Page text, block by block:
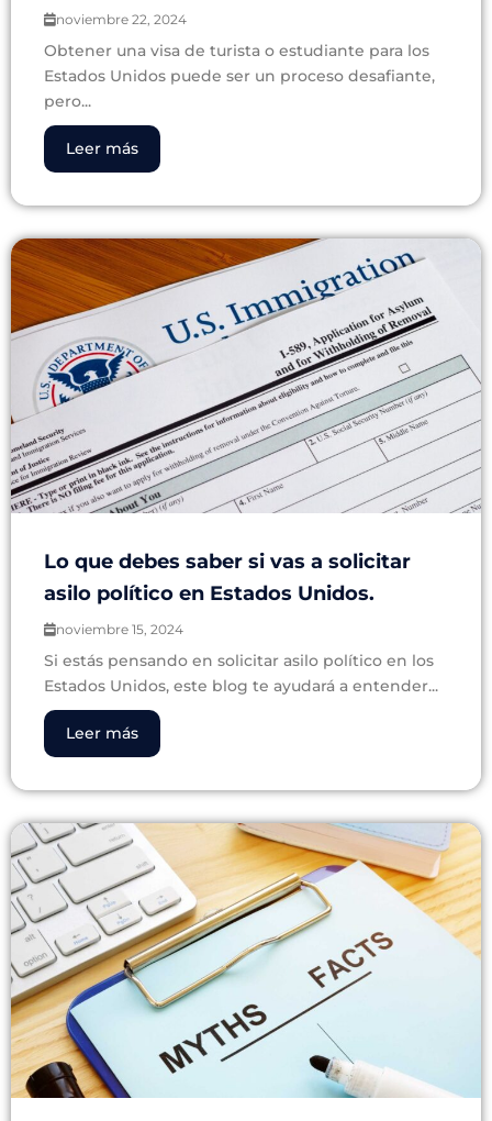
noviembre 22, 2024
Obtener una visa de turista o estudiante para los
Estados Unidos puede ser un proceso desafiante,
pero...
Leer más
Lo que debes saber si vas a solicitar
asilo político en Estados Unidos.
noviembre 15, 2024
Si estás pensando en solicitar asilo político en los
Estados Unidos, este blog te ayudará a entender...
Leer más